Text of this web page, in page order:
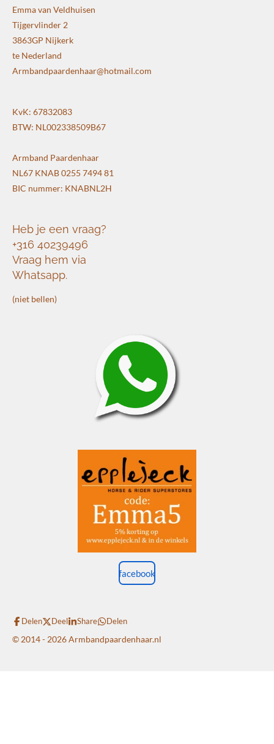
Emma van Veldhuisen
Tijgervlinder 2
3863GP Nijkerk
te Nederland
Armbandpaardenhaar@hotmail.com
KvK: 67832083
BTW: NL002338509B67
Armband Paardenhaar
NL67 KNAB 0255 7494 81
BIC nummer: KNABNL2H
Heb je een vraag?
+316 40239496
Vraag hem via
Whatsapp.
(niet bellen)
facebook
Delen Deel Share Delen
© 2014 - 2026 Armbandpaardenhaar.nl